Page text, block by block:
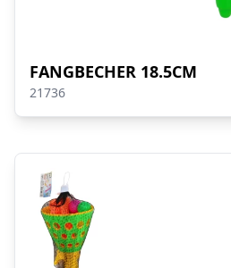
FANGBECHER 18.5CM
21736